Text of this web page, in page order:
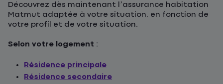
Découvrez dès maintenant l’assurance habitation
Matmut adaptée à votre situation, en fonction de
votre profil et de votre situation.
Selon votre logement :
Résidence principale
Résidence secondaire